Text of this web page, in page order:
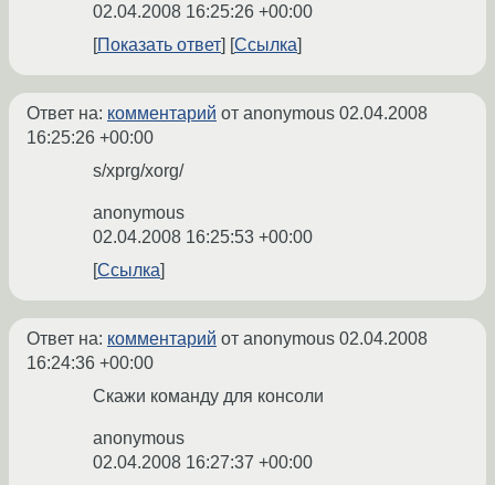
02.04.2008 16:25:26 +00:00
Показать ответ
Ссылка
Ответ на: комментарий от anonymous 02.04.2008
16:25:26 +00:00
s/xprg/xorg/
anonymous
02.04.2008 16:25:53 +00:00
Ссылка
Ответ на: комментарий от anonymous 02.04.2008
16:24:36 +00:00
Скажи команду для консоли
anonymous
02.04.2008 16:27:37 +00:00